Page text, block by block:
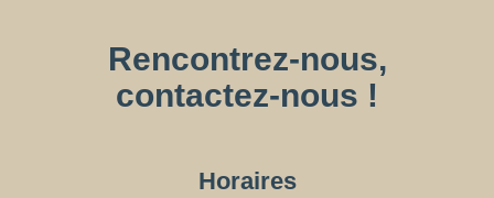
Rencontrez-nous,
contactez-nous !
Horaires